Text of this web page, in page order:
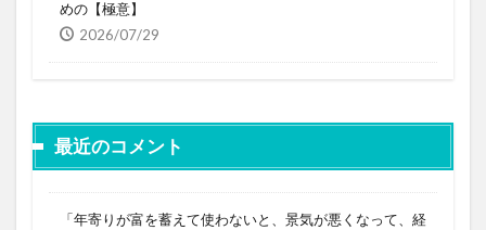
めの【極意】
2026/07/29
最近のコメント
「年寄りが富を蓄えて使わないと、景気が悪くなって、経